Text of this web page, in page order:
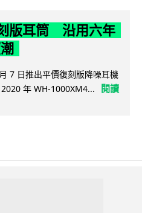
版耳筒 沿用六年
7 日推出平價復刻版降噪耳機
年 WH-1000XM4...
閱讀